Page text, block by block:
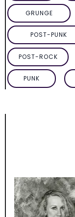
GRUNGE
POST-PUNK
POST-ROCK
PUNK